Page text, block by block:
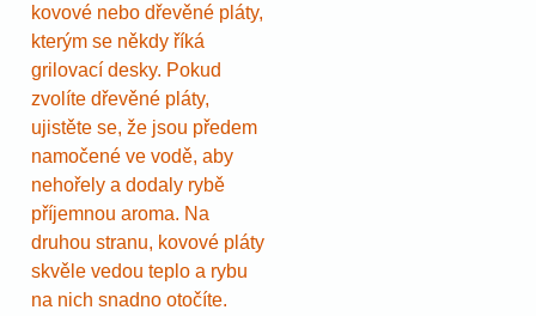
kovové nebo dřevěné pláty,
kterým se někdy říká
grilovací desky. Pokud
zvolíte dřevěné pláty,
ujistěte se, že jsou předem
namočené ve vodě, aby
nehořely a dodaly rybě
příjemnou aroma. Na
druhou stranu, kovové pláty
skvěle vedou teplo a rybu
na nich snadno otočíte.